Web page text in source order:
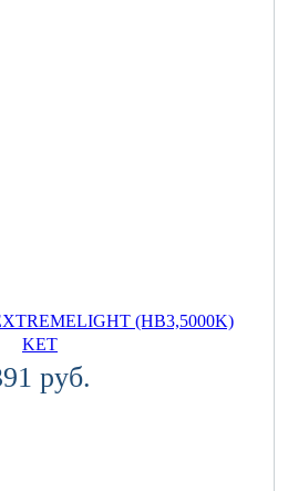
(HB3,5000K)
KET
руб.